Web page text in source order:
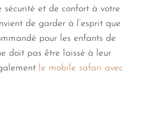
et de confort à votre
de garder à l’esprit que
pour les enfants de
doit pas être laissé à leur
le mobile safari avec